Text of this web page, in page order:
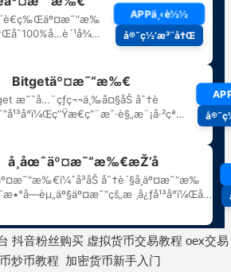
抖音粉丝购买 虚拟货币交易教程 oex交易
炒币教程 加密货币新手入门